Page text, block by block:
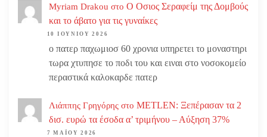
Myriam Drakou στο Ο Οσιος Σεραφείμ της Δομβούς
και το άβατο για τις γυναίκες
10 ΙΟΥΝΊΟΥ 2026
ο πατερ παχωμιοσ 60 χρονια υπηρετει το μοναστηρι
τωρα χτυπησε το ποδι του και ειναι στο νοσοκομείο
περαστικά καλοκαρδε πατερ
Λιάππης Γρηγόρης στο METLEN: Ξεπέρασαν τα 2
δισ. ευρώ τα έσοδα α’ τριμήνου – Αύξηση 37%
7 ΜΑΪ́ΟΥ 2026